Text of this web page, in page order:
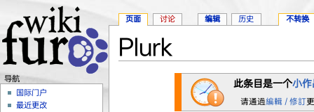
Plurk
此条目是一个小作
请通過編輯 / 修訂
页面 讨论 编辑 历史 不转换
导航
国际门户
最近更改